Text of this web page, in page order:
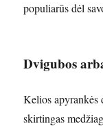
populiarūs dėl
Dvigubos
Kelios apyrankės
skirtingas